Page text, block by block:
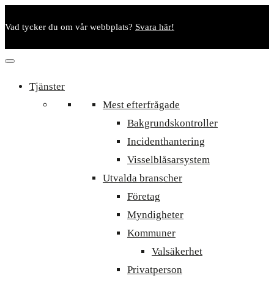
Vad tycker du om vår webbplats? Svara här!
Tjänster
Mest efterfrågade
Bakgrundskontroller
Incidenthantering
Visselblåsarsystem
Utvalda branscher
Företag
Myndigheter
Kommuner
Valsäkerhet
Privatperson